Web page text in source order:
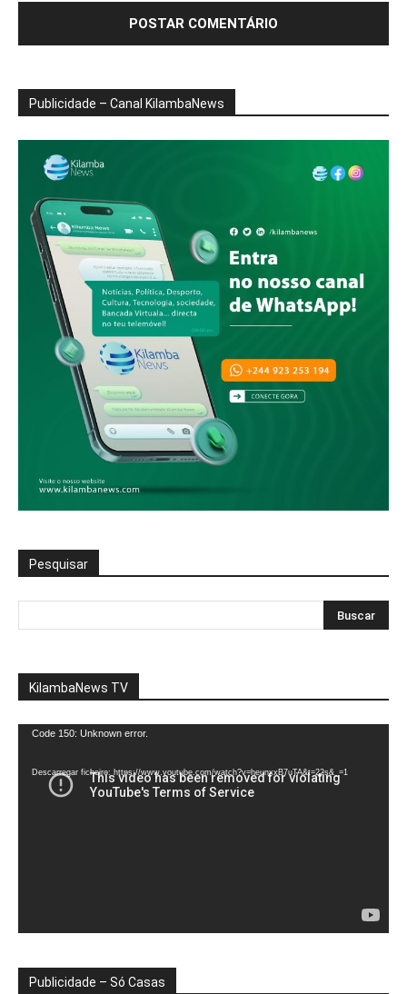
Publicidade – Canal KilambaNews
Pesquisar
KilambaNews TV
Reprodutor
vídeo
Code 150: Unknown error.
Descarregar ficheiro: https://www.youtube.com/watch?v=heunxxB7uTA&t=22s&_=1
Publicidade – Só Casas